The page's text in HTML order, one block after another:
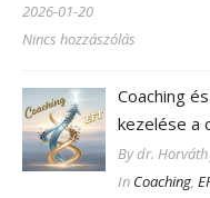
2026-01-20
Nincs hozzászólás
Coaching
kezelése a
By dr. Horváth
In Coaching,